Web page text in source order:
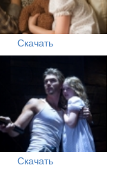
Скачать
Скачать